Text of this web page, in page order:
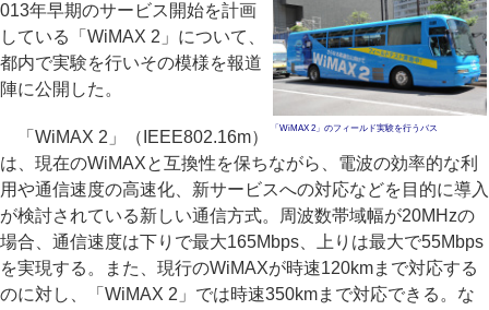
「WiMAX 2」のフィールド実験を行うバス
013年早期のサービス開始を計画
している「WiMAX 2」について、
都内で実験を行いその模様を報道
陣に公開した。
「WiMAX 2」（IEEE802.16m）
は、現在のWiMAXと互換性を保ちながら、電波の効率的な利
用や通信速度の高速化、新サービスへの対応などを目的に導入
が検討されている新しい通信方式。周波数帯域幅が20MHzの
場合、通信速度は下りで最大165Mbps、上りは最大で55Mbps
を実現する。また、現行のWiMAXが時速120kmまで対応する
のに対し、「WiMAX 2」では時速350kmまで対応できる。な